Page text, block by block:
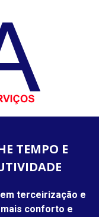
TEMPO E
terceirização e
conforto e